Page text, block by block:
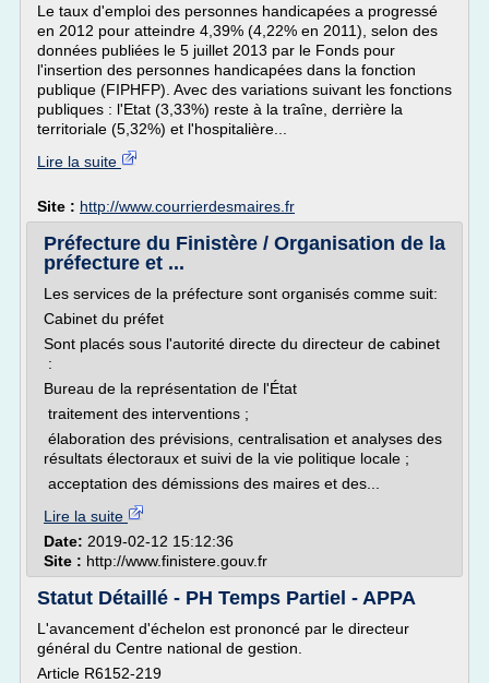
Le taux d'emploi des personnes handicapées a progressé
en 2012 pour atteindre 4,39% (4,22% en 2011), selon des
données publiées le 5 juillet 2013 par le Fonds pour
l'insertion des personnes handicapées dans la fonction
publique (FIPHFP). Avec des variations suivant les fonctions
publiques : l'Etat (3,33%) reste à la traîne, derrière la
territoriale (5,32%) et l'hospitalière...
Lire la suite
Site : http://www.courrierdesmaires.fr
Préfecture du Finistère / Organisation de la
préfecture et ...
Les services de la préfecture sont organisés comme suit:
Cabinet du préfet
Sont placés sous l'autorité directe du directeur de cabinet
:
Bureau de la représentation de l'État
traitement des interventions ;
élaboration des prévisions, centralisation et analyses des
résultats électoraux et suivi de la vie politique locale ;
acceptation des démissions des maires et des...
Lire la suite
Date: 2019-02-12 15:12:36
Site : http://www.finistere.gouv.fr
Statut Détaillé - PH Temps Partiel - APPA
L'avancement d'échelon est prononcé par le directeur
général du Centre national de gestion.
Article R6152-219